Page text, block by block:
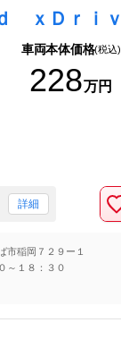
車両本体価格(税込)
228万円
詳細
市稲岡７２９ー１
～１８：３０